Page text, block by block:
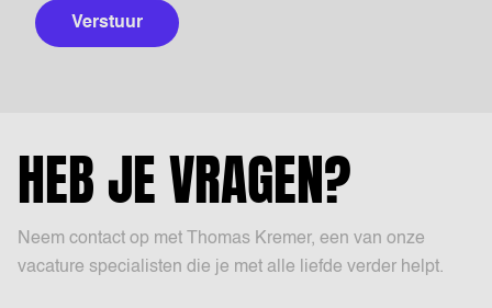
Verstuur
HEB JE VRAGEN?
Neem contact op met Thomas Kremer, een van onze
vacature specialisten die je met alle liefde verder helpt.